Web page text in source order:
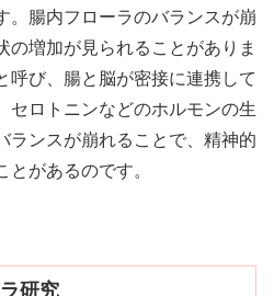
。腸内フローラのバランスが崩
の増加が見られることがありま
呼び、腸と脳が密接に連携して
セロトニンなどのホルモンの生
ランスが崩れることで、精神的
があるのです。
研究